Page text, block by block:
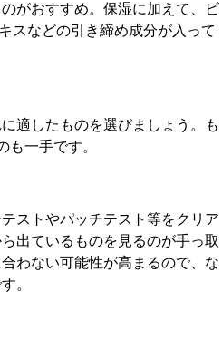
がおすすめ。保湿に加えて、ビ
スなどの引き締め成分が入って
適したものを選びましょう。も
一手です。
ストやパッチテスト等をクリア
出ているものを見るのが手っ取
わない可能性が高まるので、な
。